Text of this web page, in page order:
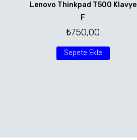
Lenovo Thinkpad T500 Klavye
F
₺750,00
Sepete Ekle